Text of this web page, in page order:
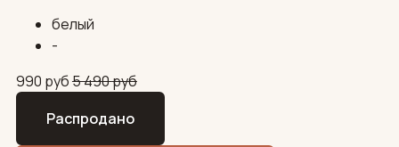
белый
-
990 руб5 490руб
Распродано